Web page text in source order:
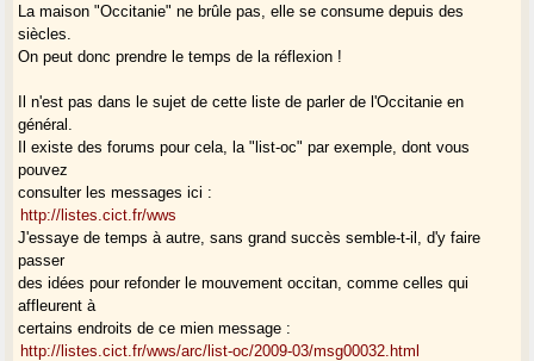
politique vieillotte lui interdit de penser le protectionnisme. Il se
gargarise de discours sur la liberté, les frontières abolies, l'occitan
comme accession à l'universalisme. Et qui vient-il quémander ? Le
légende noire des préfets et des instituteurs. Dans une situation de
concurrence, seuls les facteurs forts l'emportent : la culture
gasconne est faible, la sauver ne peut que passer par une politique
protectionniste et volontariste. Celle-ci est foncièrement en
contradiction avec le discours occitaniste, avec la sociologie du
milieu occitaniste.
Pour toutes ces raisons, il faut se réjouir que la maison brûle. Car
enfin les pyromanes seront démasqués.
La maison "Occitanie" ne brûle pas, elle se consume depuis des
siècles.
On peut donc prendre le temps de la réflexion !
Il n'est pas dans le sujet de cette liste de parler de l'Occitanie en
général.
Il existe des forums pour cela, la "list-oc" par exemple, dont vous
pouvez
consulter les messages ici :
http://listes.cict.fr/wws
J'essaye de temps à autre, sans grand succès semble-t-il, d'y faire
passer
des idées pour refonder le mouvement occitan, comme celles qui
affleurent à
certains endroits de ce mien message :
http://listes.cict.fr/wws/arc/list-oc/2009-03/msg00032.html